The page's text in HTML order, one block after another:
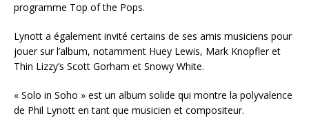
programme Top of the Pops.
Lynott a également invité certains de ses amis musiciens pour
jouer sur l’album, notamment Huey Lewis, Mark Knopfler et
Thin Lizzy’s Scott Gorham et Snowy White.
« Solo in Soho » est un album solide qui montre la polyvalence
de Phil Lynott en tant que musicien et compositeur.